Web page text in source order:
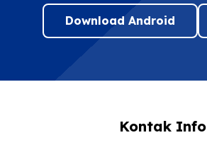
Download Android
Kontak Info